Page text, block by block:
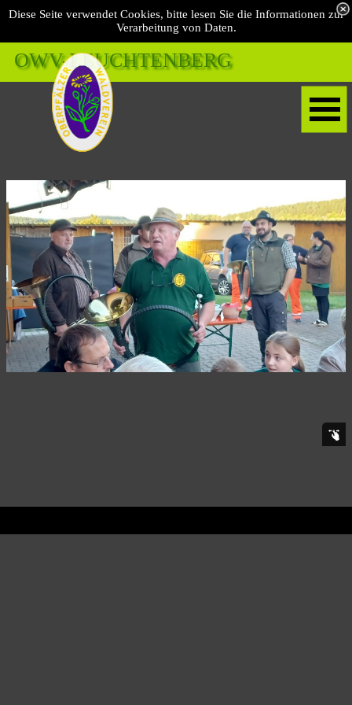
Diese Seite verwendet Cookies, bitte lesen Sie die Informationen zur
Verarbeitung von Daten.
OWV-LEUCHTENBERG